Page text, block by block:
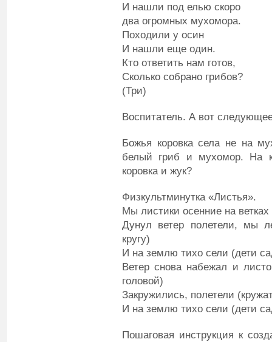
И нашли под елью скоро
два огромных мухомора.
Походили у осин
И нашли еще один.
Кто ответить нам готов,
Сколько собрано грибов?
(Три)
Воспитатель. А вот
Божья коровка села не на
белый гриб и мухомор. На
коровка и жук?
Физкультминутка «Листья».
Мы листики осенние на
Дунул ветер полетели, мы
кругу)
И на землю тихо сели (дети
Ветер снова набежал и
головой)
Закружились, полетели
И на землю тихо сели (дети
Пошаговая инструкция к